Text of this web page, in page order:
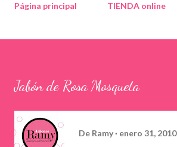
Página principal
TIENDA online
Jabón de Rosa Mosqueta
De Ramy enero 31, 2010